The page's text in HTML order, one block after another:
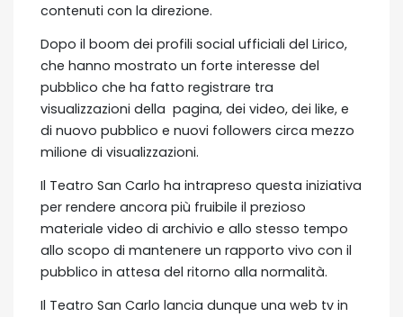
contenuti con la direzione.
Dopo il boom dei profili social ufficiali del Lirico,
che hanno mostrato un forte interesse del
pubblico che ha fatto registrare tra
visualizzazioni della pagina, dei video, dei like, e
di nuovo pubblico e nuovi followers circa mezzo
milione di visualizzazioni.
Il Teatro San Carlo ha intrapreso questa iniziativa
per rendere ancora più fruibile il prezioso
materiale video di archivio e allo stesso tempo
allo scopo di mantenere un rapporto vivo con il
pubblico in attesa del ritorno alla normalità.
Il Teatro San Carlo lancia dunque una web tv in